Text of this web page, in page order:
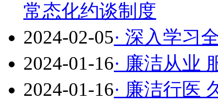
常态化约谈制度
2024-02-05· 深入学习
2024-01-16· 廉洁从业
2024-01-16· 廉洁行医